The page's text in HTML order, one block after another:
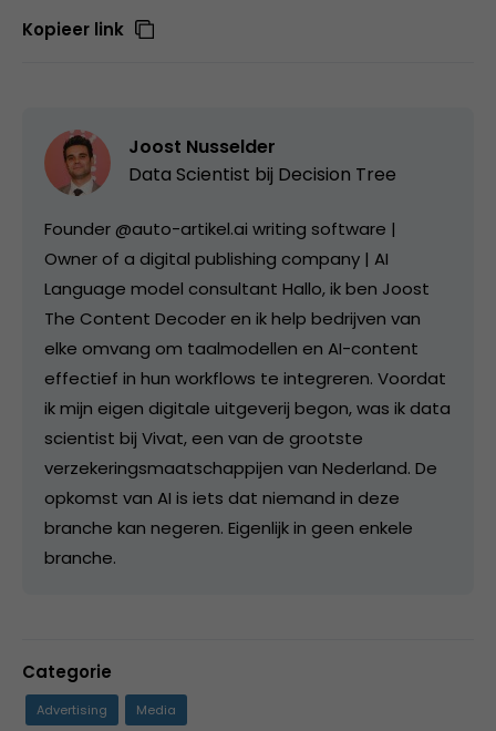
Kopieer link
Joost Nusselder
Data Scientist bij Decision Tree
Founder @auto-artikel.ai writing software |
Owner of a digital publishing company | AI
Language model consultant Hallo, ik ben Joost
The Content Decoder en ik help bedrijven van
elke omvang om taalmodellen en AI-content
effectief in hun workflows te integreren. Voordat
ik mijn eigen digitale uitgeverij begon, was ik data
scientist bij Vivat, een van de grootste
verzekeringsmaatschappijen van Nederland. De
opkomst van AI is iets dat niemand in deze
branche kan negeren. Eigenlijk in geen enkele
branche.
Categorie
Advertising Media